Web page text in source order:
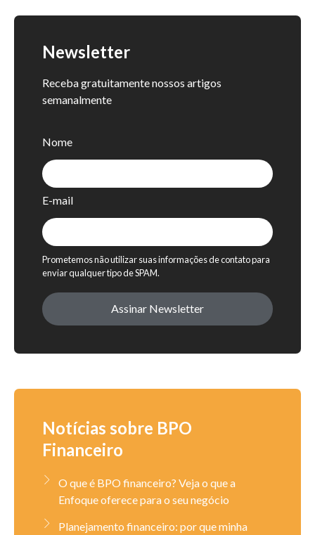
Newsletter
Receba gratuitamente nossos artigos
semanalmente
Nome
E-mail
Prometemos não utilizar suas informações de contato para
enviar qualquer tipo de SPAM.
Assinar Newsletter
Notícias sobre BPO
Financeiro
O que é BPO financeiro? Veja o que a
Enfoque oferece para o seu negócio
Planejamento financeiro: por que minha